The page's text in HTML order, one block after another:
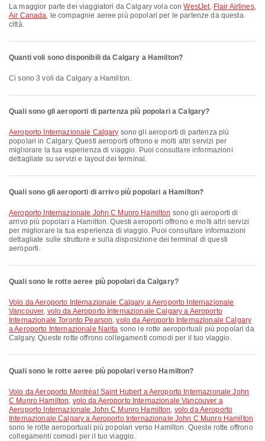
La maggior parte dei viaggiatori da Calgary vola conWestJet, Flair Airlines,
Air Canada, le compagnie aeree più popolari per le partenze da questa
città.
Quanti voli sono disponibili da Calgary a Hamilton?
Ci sono 3 voli da Calgary a Hamilton.
Quali sono gli aeroporti di partenza più popolari a Calgary?
Aeroporto Internazionale Calgary sono gli aeroporti di partenza più
popolari in Calgary. Questi aeroporti offrono e molti altri servizi per
migliorare la tua esperienza di viaggio. Puoi consultare informazioni
dettagliate su servizi e layout dei terminal.
Quali sono gli aeroporti di arrivo più popolari a Hamilton?
Aeroporto Internazionale John C Munro Hamilton sono gli aeroporti di
arrivo più popolari a Hamilton. Questi aeroporti offrono e molti altri servizi
per migliorare la tua esperienza di viaggio. Puoi consultare informazioni
dettagliate sulle strutture e sulla disposizione dei terminal di questi
aeroporti.
Quali sono le rotte aeree più popolari da Calgary?
volo da Aeroporto Internazionale Calgary a Aeroporto Internazionale
Vancouver, volo da Aeroporto Internazionale Calgary a Aeroporto
Internazionale Toronto Pearson,volo da Aeroporto Internazionale Calgary
a Aeroporto Internazionale Narita sono le rotte aeroportuali più popolari da
Calgary. Queste rotte offrono collegamenti comodi per il tuo viaggio.
Quali sono le rotte aeree più popolari verso Hamilton?
volo da Aeroporto Montréal Saint Hubert a Aeroporto Internazionale John
C Munro Hamilton, volo da Aeroporto Internazionale Vancouver a
Aeroporto Internazionale John C Munro Hamilton, volo da Aeroporto
Internazionale Calgary a Aeroporto Internazionale John C Munro Hamilton
sono le rotte aeroportuali più popolari verso Hamilton. Queste rotte offrono
collegamenti comodi per il tuo viaggio.